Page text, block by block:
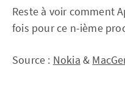
Reste à voir comment
fois pour ce n-ième
Source : Nokia &